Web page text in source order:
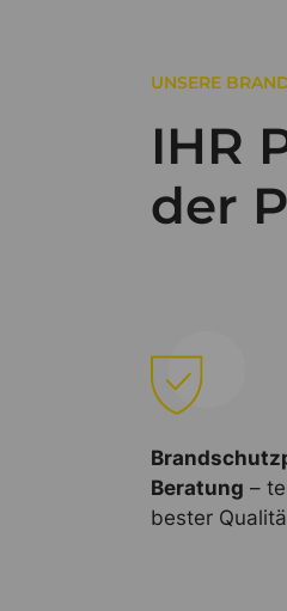
UNSERE
IHR
der
Beratung –
bester